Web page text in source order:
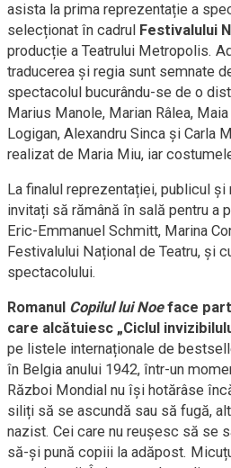
asista la prima reprezentație a
selecționat în cadrul Festivalului
producție a Teatrului Metropolis.
traducerea și regia sunt semnate
spectacolul bucurându-se de o
Marius Manole, Marian Râlea,
Logigan, Alexandru Sinca și Carla
realizat de Maria Miu, iar
La finalul reprezentației, publicul
invitați să rămână în sală pentru a
Eric-Emmanuel Schmitt, Marina
Festivalului Național de Teatru, și
spectacolului.
Romanul Copilul lui Noeface
care alcătuiesc „Ciclul
pe listele internaționale de
în Belgia anului 1942, într-un
Război Mondial nu își hotărâse
siliți să se ascundă sau să fugă,
nazist. Cei care nu reușesc să se
să-și pună copiii la adăpost.